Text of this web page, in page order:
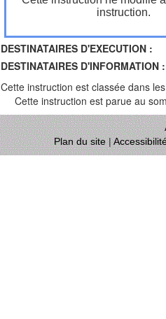
instruction.
DESTINATAIRES D'EXECUTION :
DESTINATAIRES D'INFORMATION :
Cette instruction est classée dans
Cette instruction est parue au
Plan du site|